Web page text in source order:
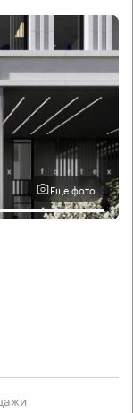
Еще фото